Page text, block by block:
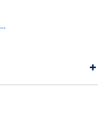
del franciscanismo,
en otros
este estudio
+